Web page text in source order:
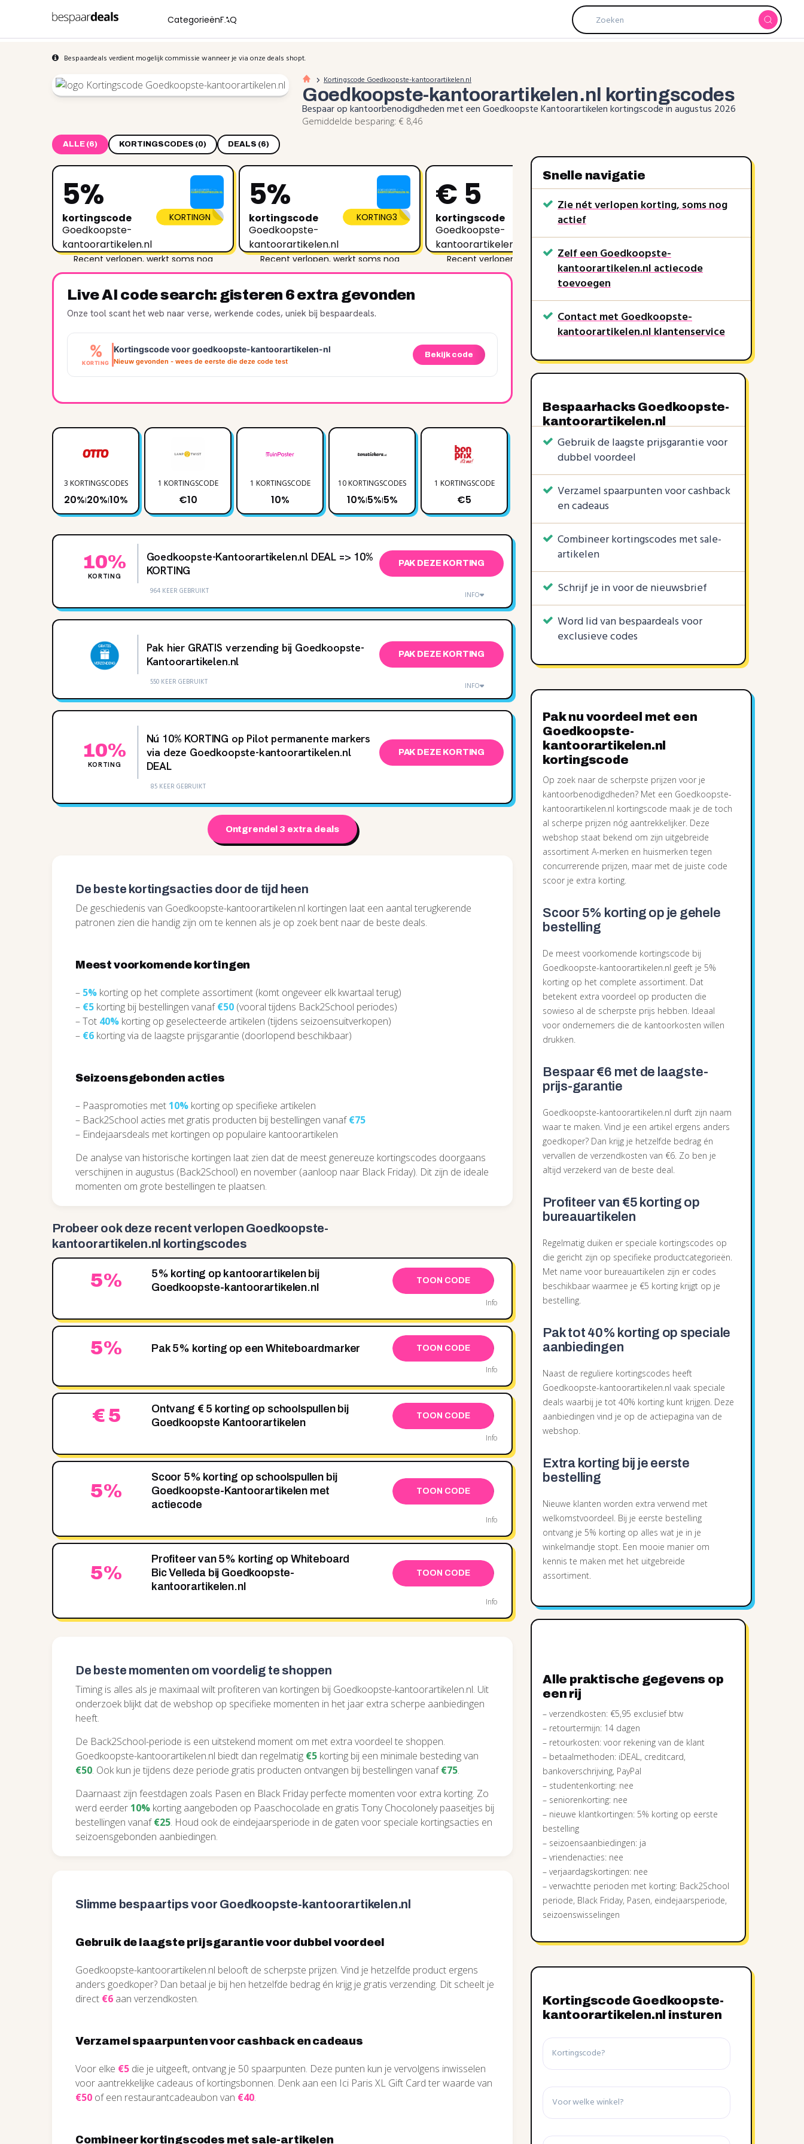
CategorieënFAQ
Bespaardeals verdient mogelijk commissie wanneer je via onze deals shopt.
Kortingscode Goedkoopste-kantoorartikelen.nl
Goedkoopste-kantoorartikelen.nl kortingscodes
Bespaar op kantoorbenodigdheden met een Goedkoopste Kantoorartikelen kortingscode in augustus 2026
Gemiddelde besparing: € 8,46
ALLE (6) KORTINGSCODES (0) DEALS (6)
5%
kortingscode
Goedkoopste-
kantoorartikelen.nl
KORTINGN
Recent verlopen, werkt soms nog
5%
kortingscode
Goedkoopste-
kantoorartikelen.nl
KORTING3
Recent verlopen, werkt soms nog
€ 5
kortingscode
Goedkoopste-
kantoorartikelen.nl
5EuroVoo
Recent verlopen, werkt soms nog
5%
Recent verlopen, werkt soms nog
Live AI code search: gisteren 6 extra gevonden
Onze tool scant het web naar verse, werkende codes, uniek bij bespaardeals.
%
KORTING
Kortingscode voor goedkoopste-kantoorartikelen-nl
Nieuw gevonden - wees de eerste die deze code test
Bekijk code
3 KORTINGSCODES
20%|20%|10%
1 KORTINGSCODE
€10
1 KORTINGSCODE
10%
10 KORTINGSCODES
10%|5%|5%
1 KORTINGSCODE
€5
10%
KORTING
Goedkoopste-Kantoorartikelen.nl DEAL => 10%
KORTING
PAK DEZE KORTING
964 KEER GEBRUIKT INFO
Pak hier GRATIS verzending bij Goedkoopste-
Kantoorartikelen.nl
PAK DEZE KORTING
550 KEER GEBRUIKT INFO
10%
KORTING
Nú 10‌% KORTING op Pilot permanente markers
via deze Goedkoopste-kantoorartikelen.nl
DEAL
PAK DEZE KORTING
85 KEER GEBRUIKT
Ontgrendel 3 extra deals
De beste kortingsacties door de tijd heen
De geschiedenis van Goedkoopste-kantoorartikelen.nl kortingen laat een aantal terugkerende
patronen zien die handig zijn om te kennen als je op zoek bent naar de beste deals.
Meest voorkomende kortingen
– 5% korting op het complete assortiment (komt ongeveer elk kwartaal terug)
– €5 korting bij bestellingen vanaf€50 (vooral tijdens Back2School periodes)
– Tot 40% korting op geselecteerde artikelen (tijdens seizoensuitverkopen)
– €6 korting via de laagste prijsgarantie (doorlopend beschikbaar)
Seizoensgebonden acties
– Paaspromoties met 10% korting op specifieke artikelen
– Back2School acties met gratis producten bij bestellingen vanaf€75
– Eindejaarsdeals met kortingen op populaire kantoorartikelen
De analyse van historische kortingen laat zien dat de meest genereuze kortingscodes doorgaans
verschijnen in augustus (Back2School) en november (aanloop naar Black Friday). Dit zijn de ideale
momenten om grote bestellingen te plaatsen.
Probeer ook deze recentverlopen Goedkoopste-
kantoorartikelen.nl kortingscodes
5%
5% korting op kantoorartikelen bij
Goedkoopste-kantoorartikelen.nl
TOON CODE
Info
5% Pak 5% korting op een Whiteboardmarker TOON CODE
Info
€ 5
Ontvang € 5 korting op schoolspullen bij
Goedkoopste Kantoorartikelen
TOON CODE
Info
5%
Scoor 5% korting op schoolspullen bij
Goedkoopste-Kantoorartikelen met
actiecode
TOON CODE
Info
5%
Profiteer van 5% korting op Whiteboard
Bic Velleda bij Goedkoopste-
kantoorartikelen.nl
TOON CODE
Info
De beste momenten om voordelig te shoppen
Timing is alles als je maximaal wilt profiteren van kortingen bij Goedkoopste-kantoorartikelen.nl. Uit
onderzoek blijkt dat de webshop op specifieke momenten in het jaar extra scherpe aanbiedingen
heeft.
De Back2School-periode is een uitstekend moment om met extra voordeel te shoppen.
Goedkoopste-kantoorartikelen.nl biedt dan regelmatig €5 korting bij een minimale besteding van
€50. Ook kun je tijdens deze periode gratis producten ontvangen bij bestellingen vanaf€75.
Daarnaast zijn feestdagen zoals Pasen en Black Friday perfecte momenten voor extra korting. Zo
werd eerder 10% korting aangeboden op Paaschocolade en gratis Tony Chocolonely paaseitjes bij
bestellingen vanaf€25. Houd ook de eindejaarsperiode in de gaten voor speciale kortingsacties en
seizoensgebonden aanbiedingen.
Slimme bespaartips voor Goedkoopste-kantoorartikelen.nl
Gebruik de laagste prijsgarantie voor dubbel voordeel
Goedkoopste-kantoorartikelen.nl belooft de scherpste prijzen. Vind je hetzelfde product ergens
anders goedkoper? Dan betaal je bij hen hetzelfde bedrag én krijg je gratis verzending. Dit scheelt je
direct €6 aan verzendkosten.
Verzamel spaarpunten voor cashback en cadeaus
Voor elke €5 die je uitgeeft, ontvang je 50 spaarpunten. Deze punten kun je vervolgens inwisselen
voor aantrekkelijke cadeaus of kortingsbonnen. Denk aan een Ici Paris XL Gift Card ter waarde van
€50 of een restaurantcadeaubon van €40.
Combineer kortingscodes met sale-artikelen
Snelle navigatie
Zie nét verlopen korting, soms nog
actief
Zelf een Goedkoopste-
kantoorartikelen.nl actiecode
toevoegen
Contact met Goedkoopste-
kantoorartikelen.nl klantenservice
Bespaarhacks Goedkoopste-
kantoorartikelen.nl
Gebruik de laagste prijsgarantie voor
dubbel voordeel
Verzamel spaarpunten voor cashback
en cadeaus
Combineer kortingscodes met sale-
artikelen
Schrijf je in voor de nieuwsbrief
Word lid van bespaardeals voor
exclusieve codes
Pak nu voordeel met een
Goedkoopste-
kantoorartikelen.nl
kortingscode
Op zoek naar de scherpste prijzen voor je
kantoorbenodigdheden? Met een Goedkoopste-
kantoorartikelen.nl kortingscode maak je de toch
al scherpe prijzen nóg aantrekkelijker. Deze
webshop staat bekend om zijn uitgebreide
assortiment A-merken en huismerken tegen
concurrerende prijzen, maar met de juiste code
scoor je extra korting.
Scoor 5% korting op je gehele
bestelling
De meest voorkomende kortingscode bij
Goedkoopste-kantoorartikelen.nl geeft je 5%
korting op het complete assortiment. Dat
betekent extra voordeel op producten die
sowieso al de scherpste prijs hebben. Ideaal
voor ondernemers die de kantoorkosten willen
drukken.
Bespaar €6 met de laagste-
prijs-garantie
Goedkoopste-kantoorartikelen.nl durft zijn naam
waar te maken. Vind je een artikel ergens anders
goedkoper? Dan krijg je hetzelfde bedrag én
vervallen de verzendkosten van €6. Zo ben je
altijd verzekerd van de beste deal.
Profiteer van €5 korting op
bureauartikelen
Regelmatig duiken er speciale kortingscodes op
die gericht zijn op specifieke productcategorieën.
Met name voor bureauartikelen zijn er codes
beschikbaar waarmee je €5 korting krijgt op je
bestelling.
Pak tot 40% korting op speciale
aanbiedingen
Naast de reguliere kortingscodes heeft
Goedkoopste-kantoorartikelen.nl vaak speciale
deals waarbij je tot 40% korting kunt krijgen. Deze
aanbiedingen vind je op de actiepagina van de
webshop.
Extra korting bij je eerste
bestelling
Nieuwe klanten worden extra verwend met
welkomstvoordeel. Bij je eerste bestelling
ontvang je 5% korting op alles wat je in je
winkelmandje stopt. Een mooie manier om
kennis te maken met het uitgebreide
assortiment.
Alle praktische gegevens op
een rij
– verzendkosten: €5,95 exclusief btw
– retourtermijn: 14 dagen
– retourkosten: voor rekening van de klant
– betaalmethoden: iDEAL, creditcard,
bankoverschrijving, PayPal
– studentenkorting: nee
– seniorenkorting: nee
– nieuwe klantkortingen: 5% korting op eerste
bestelling
– seizoensaanbiedingen: ja
– vriendenacties: nee
– verjaardagskortingen: nee
– verwachtte perioden met korting: Back2School
periode, Black Friday, Pasen, eindejaarsperiode,
seizoenswisselingen
Kortingscode Goedkoopste-
kantoorartikelen.nl insturen
Kortingscode
Winkel
Details